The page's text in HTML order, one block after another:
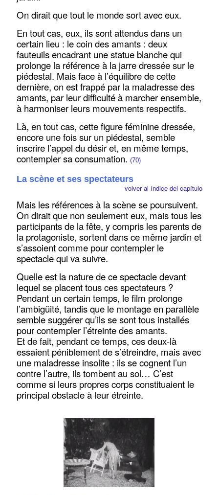
On dirait que tout le monde sort avec eux.
En tout cas, eux, ils sont attendus dans un
certain lieu : le coin des amants : deux
fauteuils encadrant une statue blanche qui
prolonge la référence à la jarre dressée sur le
piédestal. Mais face à l’équilibre de cette
dernière, on est frappé par la maladresse des
amants, par leur difficulté à marcher ensemble,
à harmoniser leurs mouvements respectifs.
Là, en tout cas, cette figure féminine dressée,
encore une fois sur un piédestal, semble
inscrire l’appel du désir et, en même temps,
contempler sa consumation. (70)
La scène et ses spectateurs
volver al índice del capítulo
Mais les références à la scène se poursuivent.
On dirait que non seulement eux, mais tous les
participants de la fête, y compris les parents de
la protagoniste, sortent dans ce même jardin et
s’assoient comme pour contempler le
spectacle qui va suivre.
Quelle est la nature de ce spectacle devant
lequel se placent tous ces spectateurs ?
Pendant un certain temps, le film prolonge
l’ambigüité, tandis que le montage en parallèle
semble suggérer qu’ils se sont tous installés
pour contempler l’étreinte des amants.
Et de fait, pendant ce temps, ces deux-là
essaient péniblement de s’étreindre, mais avec
une maladresse insolite : ils se cognent l’un
contre l’autre, ils tombent au sol… C’est
comme si leurs propres corps constituaient le
principal obstacle à leur étreinte.